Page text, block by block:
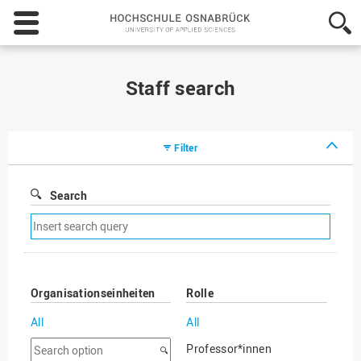
Hochschule
Osnabrück
-
Staff search
Filter
Search
Remove
search
filter
Organisationseinheiten
All
Search
Rolle
All
Professor*innen